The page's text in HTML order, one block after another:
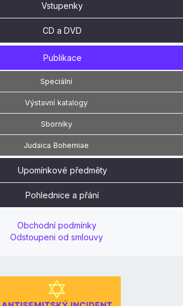
Vstupenky
CD a DVD
Publikace
Speciální
Výstavní katalogy
Sborníky
Judaica Bohemiae
Upomínkové předměty
Pohlednice a přání
Obchodní podmínky
Odstoupeni od smlouvy